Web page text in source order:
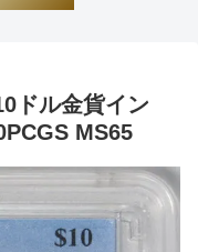
ドル金貨イン
MS65